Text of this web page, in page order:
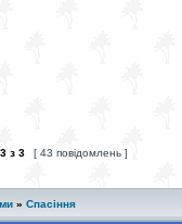
3 з 3 [ 43 повідомлень ]
» Спасіння